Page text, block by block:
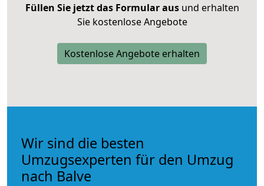
Füllen Sie jetzt das Formular ausund erhalten
Sie kostenlose Angebote
Kostenlose Angebote erhalten
Wir sind die besten
Umzugsexperten für den Umzug
nach Balve